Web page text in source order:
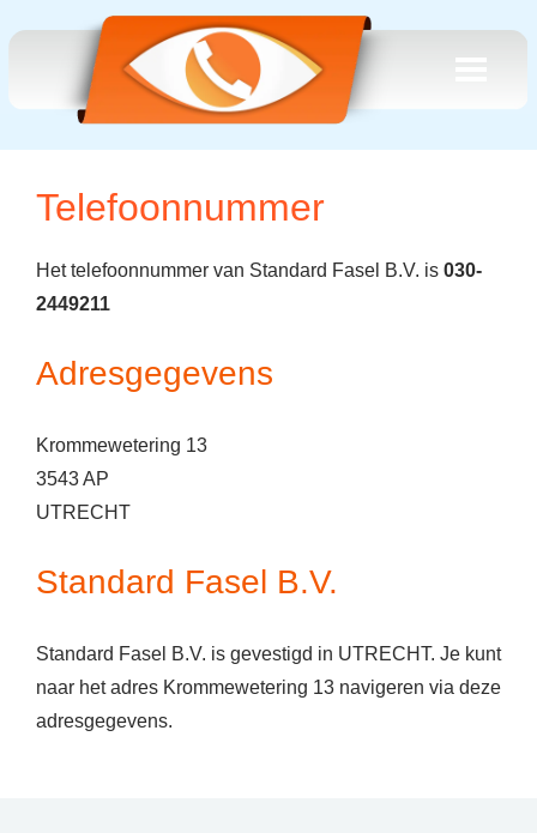
Telefoonnummer
Het telefoonnummer van Standard Fasel B.V. is 030-
2449211
Adresgegevens
Krommewetering 13
3543 AP
UTRECHT
Standard Fasel B.V.
Standard Fasel B.V. is gevestigd in UTRECHT. Je kunt
naar het adres Krommewetering 13 navigeren via deze
adresgegevens.